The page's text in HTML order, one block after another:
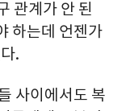
관계가 안 된
하는데 언젠가
.
사이에서도 복